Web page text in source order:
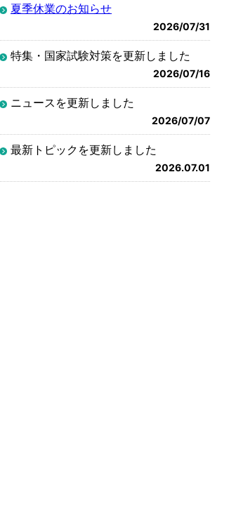
夏季休業のお知らせ
2026/07/31
特集・国家試験対策を更新しました
2026/07/16
ニュースを更新しました
2026/07/07
最新トピックを更新しました
2026.07.01